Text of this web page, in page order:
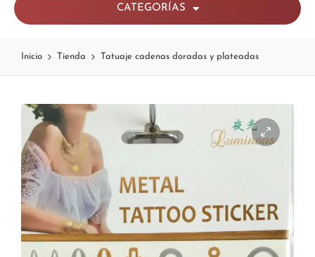
CATEGORÍAS
Inicio Tienda Tatuaje cadenas doradas y plateadas